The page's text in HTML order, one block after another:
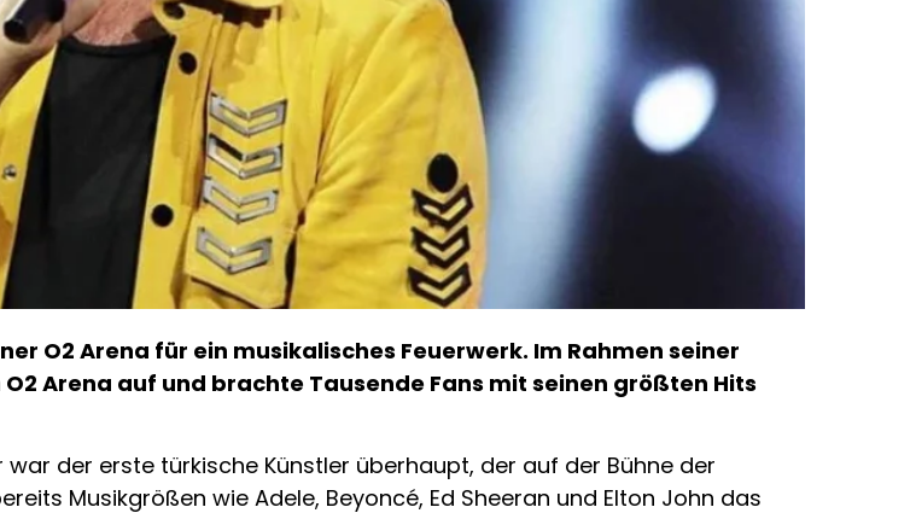
O2 Arena für ein musikalisches Feuerwerk. Im Rahmen seiner
Arena auf und brachte Tausende Fans mit seinen größten Hits
der erste türkische Künstler überhaupt, der auf der Bühne der
Musikgrößen wie Adele, Beyoncé, Ed Sheeran und Elton John das